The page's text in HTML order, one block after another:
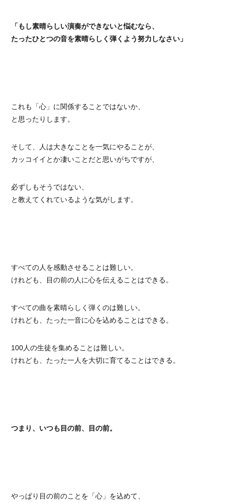
「もし素晴らしい演奏ができないと悩むなら、
たったひとつの音を素晴らしく弾くよう努力しなさい」
これも「心」に関係することではないか、
と思ったりします。
そして、人は大きなことを一気にやることが、
カッコイイとか凄いことだと思いがちですが、
必ずしもそうではない、
と教えてくれているような気がします。
すべての人を感動させることは難しい。
けれども、目の前の人に心を伝えることはできる。
すべての曲を素晴らしく弾くのは難しい。
けれども、たった一音に心を込めることはできる。
100人の生徒を集めることは難しい。
けれども、たった一人を大切に育てることはできる。
つまり、いつも目の前、目の前。
やっぱり目の前のことを「心」を込めて、